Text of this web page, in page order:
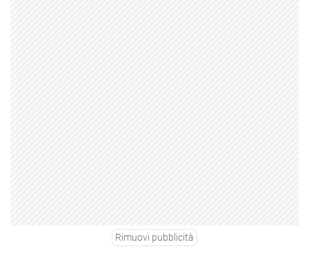
Rimuovi pubblicità